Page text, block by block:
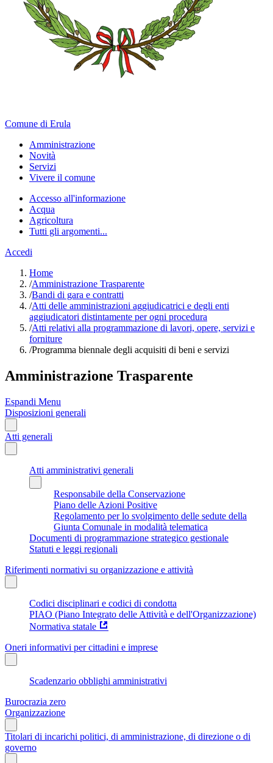
Comune di Erula
Amministrazione
Novità
Servizi
Vivere il comune
Accesso all'informazione
Acqua
Agricoltura
Tutti gli argomenti...
Accedi
Home
/Amministrazione Trasparente
/Bandi di gara e contratti
/Atti delle amministrazioni aggiudicatrici e degli enti
aggiudicatori distintamente per ogni procedura
/Atti relativi alla programmazione di lavori, opere, servizi e
forniture
/Programma biennale degli acquisiti di beni e servizi
Amministrazione Trasparente
Espandi Menu
Disposizioni generali
Atti generali
Atti amministrativi generali
Responsabile della Conservazione
Piano delle Azioni Positive
Regolamento per lo svolgimento delle sedute della
Giunta Comunale in modalità telematica
Documenti di programmazione strategico gestionale
Statuti e leggi regionali
Riferimenti normativi su organizzazione e attività
Codici disciplinari e codici di condotta
PIAO (Piano Integrato delle Attività e dell'Organizzazione)
Normativa statale
Oneri informativi per cittadini e imprese
Scadenzario obblighi amministrativi
Burocrazia zero
Organizzazione
Titolari di incarichi politici, di amministrazione, di direzione o di
governo